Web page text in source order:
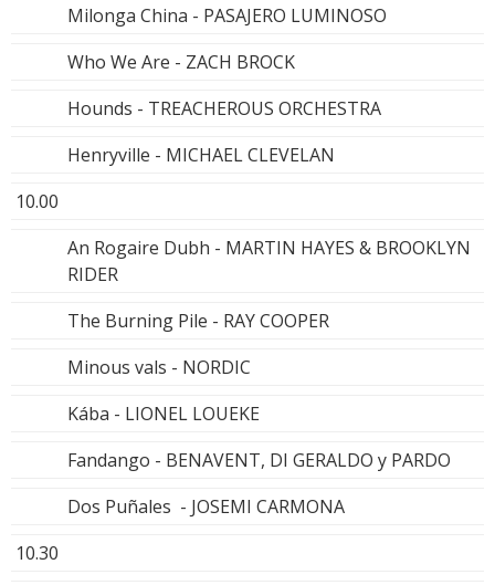
Milonga China - PASAJERO LUMINOSO
Who We Are - ZACH BROCK
Hounds - TREACHEROUS ORCHESTRA
Henryville - MICHAEL CLEVELAN
10.00
An Rogaire Dubh - MARTIN HAYES & BROOKLYN
RIDER
The Burning Pile - RAY COOPER
Minous vals - NORDIC
Kába - LIONEL LOUEKE
Fandango - BENAVENT, DI GERALDO y PARDO
Dos Puñales - JOSEMI CARMONA
10.30